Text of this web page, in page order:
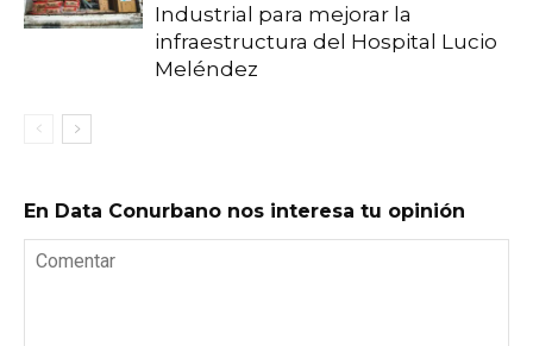
Industrial para mejorar la
infraestructura del Hospital Lucio
Meléndez
En Data Conurbano nos interesa tu opinión